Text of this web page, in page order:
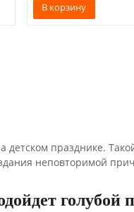
В корзину
детском празднике.
неповторимой
голубой